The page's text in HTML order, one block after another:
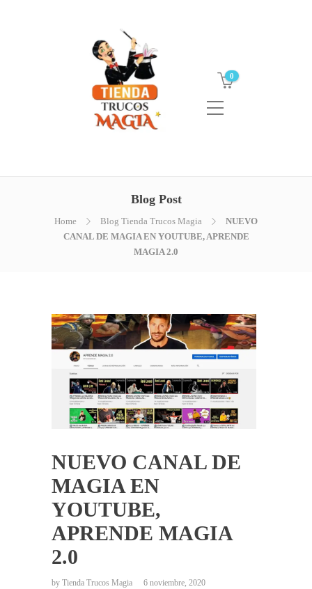
0
Blog Post
Home Blog Tienda Trucos Magia
NUEVO
CANAL DE MAGIA EN YOUTUBE, APRENDE
MAGIA 2.0
NUEVO CANAL DE
MAGIA EN
YOUTUBE,
APRENDE MAGIA
2.0
by Tienda Trucos Magia
6 noviembre, 2020